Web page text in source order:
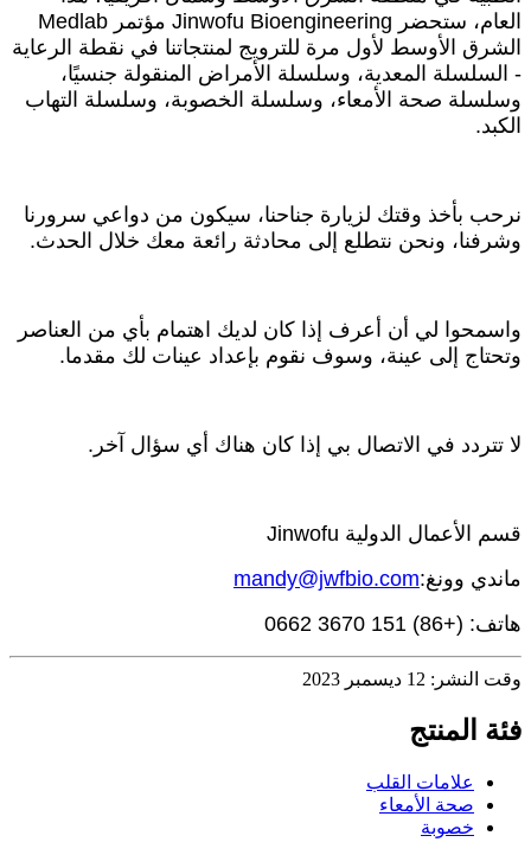
العام، ستحضر Jinwofu Bioengineering مؤتمر Medlab
الشرق الأوسط لأول مرة للترويج لمنتجاتنا في نقطة الرعاية
- السلسلة المعدية، وسلسلة الأمراض المنقولة جنسيًا،
وسلسلة صحة الأمعاء، وسلسلة الخصوبة، وسلسلة التهاب
الكبد.
نرحب بأخذ وقتك لزيارة جناحنا، سيكون من دواعي سرورنا
وشرفنا، ونحن نتطلع إلى محادثة رائعة معك خلال الحدث.
واسمحوا لي أن أعرف إذا كان لديك اهتمام بأي من العناصر
وتحتاج إلى عينة، وسوف نقوم بإعداد عينات لك مقدما.
لا تتردد في الاتصال بي إذا كان هناك أي سؤال آخر.
قسم الأعمال الدولية Jinwofu
ماندي وونغ:mandy@jwfbio.com
هاتف: (+86) 151 3670 0662
وقت النشر: 12 ديسمبر 2023
فئة المنتج
علامات القلب
صحة الأمعاء
خصوبة